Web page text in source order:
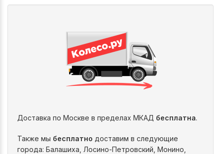
Доставка по Москве в пределах МКАД бесплатна.
Также мы бесплатно доставим в следующие
города: Балашиха, Лосино-Петровский, Монино,